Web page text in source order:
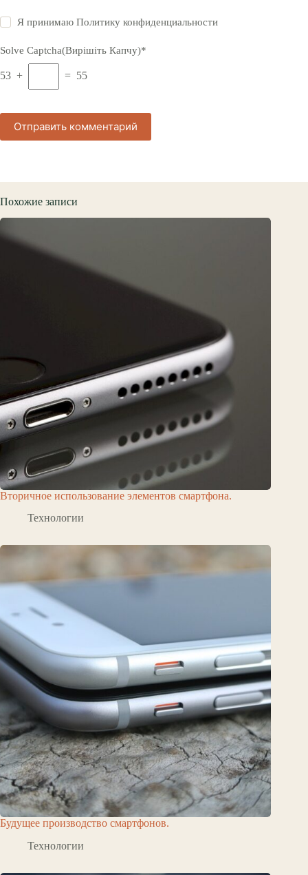
Я принимаюПолитику конфиденциальности
Solve Captcha(Вирішіть Капчу)*
53 + = 55
Отправить комментарий
Похожие записи
Вторичное использование элементов смартфона.
Технологии
Будущее производство смартфонов.
Технологии